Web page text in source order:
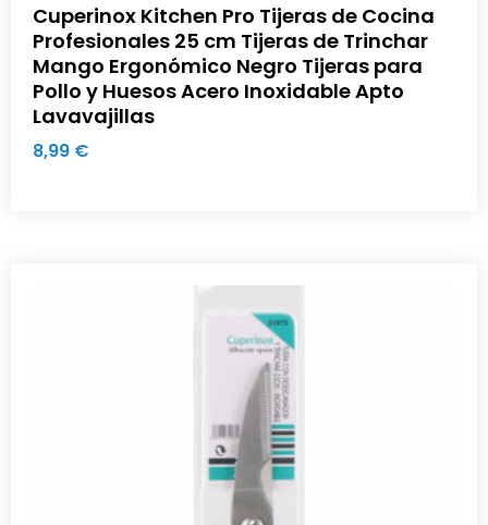
Cuperinox Kitchen Pro Tijeras de Cocina
Profesionales 25 cm Tijeras de Trinchar
Mango Ergonómico Negro Tijeras para
Pollo y Huesos Acero Inoxidable Apto
Lavavajillas
8,99 €